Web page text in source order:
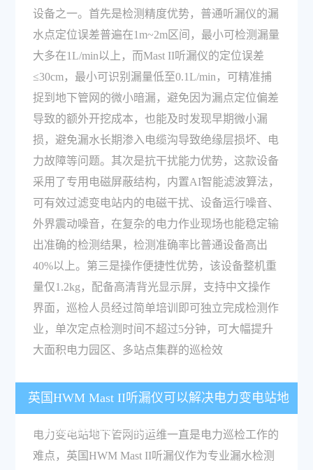
设备之一。首先是检测精度优势，普通听漏仪的漏
水点定位误差普遍在1m~2m区间，最小可检测漏量
大多在1L/min以上，而Mast II听漏仪的定位误差
≤30cm，最小可识别漏量低至0.1L/min，可精准捕
捉到地下管网的微小暗漏，避免因为漏点定位偏差
导致的额外开挖成本，也能及时发现早期微小漏
损，避免漏水长期渗入电缆沟导致绝缘层损坏、电
力故障等问题。其次是抗干扰能力优势，这款设备
采用了专用电磁屏蔽结构，内置AI智能滤波算法，
可有效过滤变电站内的电磁干扰、设备运行噪音、
外界震动噪音，在复杂的电力作业现场也能稳定输
出准确的检测结果，检测准确率比普通设备高出
40%以上。第三是操作便捷性优势，该设备整机重
量仅1.2kg，配备高清背光显示屏，支持中文操作
界面，巡检人员经过简单培训即可独立完成检测作
业，单次定点检测时间不超过5分钟，可大幅提升
大面积电力园区、多站点集群的巡检效
英国HWM Mast II听漏仪可以解决电力变电站地
下管网运维的哪些痛点？
电力变电站地下管网的运维一直是电力巡检工作的
难点，英国HWM Mast II听漏仪作为专业漏水检测